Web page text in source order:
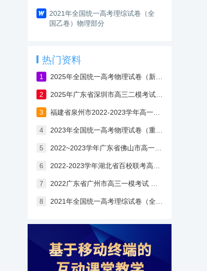
2021年全国统一高考理综试卷（全
国乙卷）物理部分
热门资料
1 2025年全国统一高考物理试卷（新课标）含答案与解析
2 2025年广东省深圳市高三二模考试物理试卷（含答案）
3 福建省泉州市2022-2023学年高一下学期期末考试物理试卷
4 2023年全国统一高考物理试卷（重庆卷）（含答案与部分解析）
5 2022~2023学年广东省佛山市高一上学期期末考试物理试卷（含答案）
6
7
8 2021年全国统一高考理综试卷（全国甲卷）物理部分